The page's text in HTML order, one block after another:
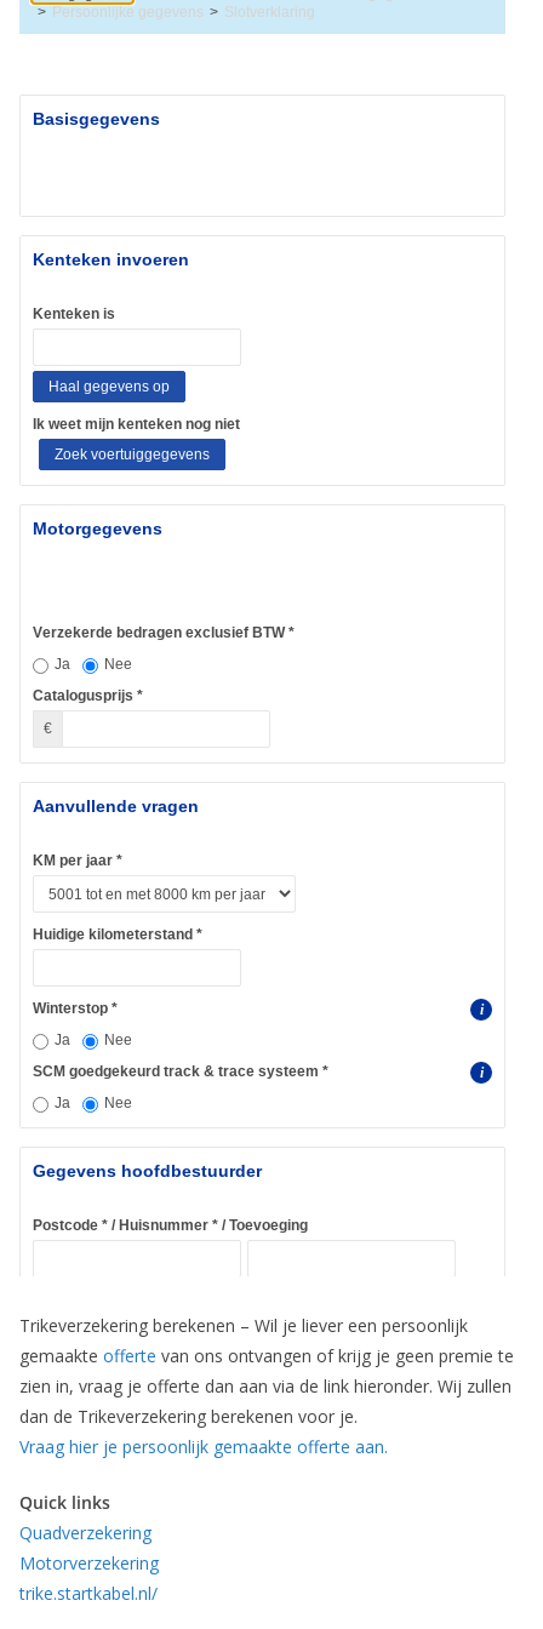
Trikeverzekering berekenen – Wil je liever een persoonlijk
gemaakte offerte van ons ontvangen of krijg je geen premie te
zien in, vraag je offerte dan aan via de link hieronder. Wij zullen
dan de Trikeverzekering berekenen voor je.
Vraag hier je persoonlijk gemaakte offerte aan.
Quick links
Quadverzekering
Motorverzekering
trike.startkabel.nl/